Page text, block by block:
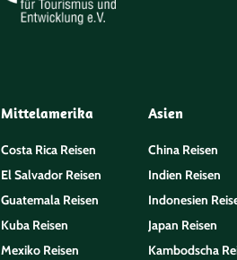
Mittelamerika
Costa Rica Reisen
El Salvador Reisen
Guatemala Reisen
Kuba Reisen
Mexiko Reisen
Asien
China Reisen
Indien Reisen
Indonesien
Japan Reisen
Kambodscha